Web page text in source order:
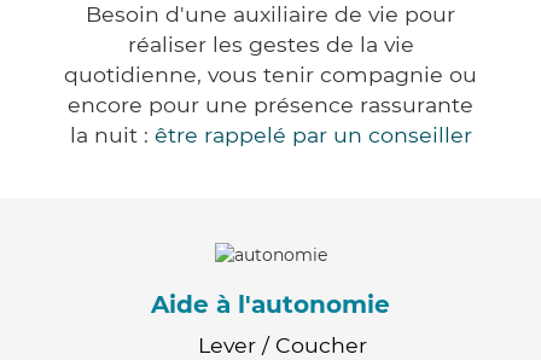
Besoin d'une auxiliaire de vie pour
réaliser les gestes de la vie
quotidienne, vous tenir compagnie ou
encore pour une présence rassurante
la nuit : être rappelé par un conseiller
Aide à l'autonomie
Lever / Coucher